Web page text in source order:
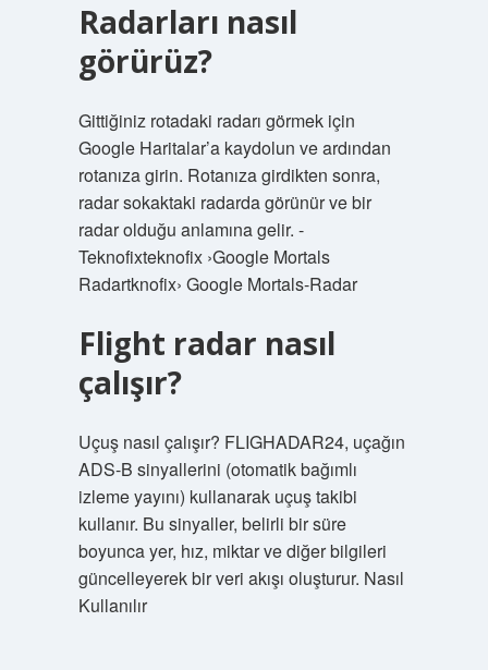
Radarları nasıl
görürüz?
Gittiğiniz rotadaki radarı görmek için
Google Haritalar’a kaydolun ve ardından
rotanıza girin. Rotanıza girdikten sonra,
radar sokaktaki radarda görünür ve bir
radar olduğu anlamına gelir. -
Teknofixteknofix ›Google Mortals
Radartknofix› Google Mortals-Radar
Flight radar nasıl
çalışır?
Uçuş nasıl çalışır? FLIGHADAR24, uçağın
ADS-B sinyallerini (otomatik bağımlı
izleme yayını) kullanarak uçuş takibi
kullanır. Bu sinyaller, belirli bir süre
boyunca yer, hız, miktar ve diğer bilgileri
güncelleyerek bir veri akışı oluşturur. Nasıl
Kullanılır